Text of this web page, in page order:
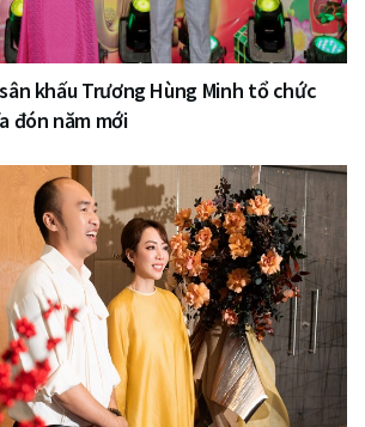
khấu Trương Hùng Minh tổ chức
đón năm mới